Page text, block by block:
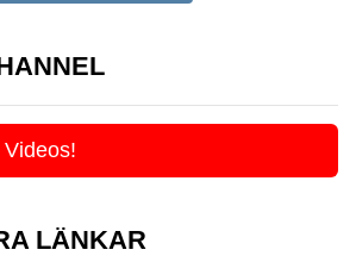
LÄNKAR